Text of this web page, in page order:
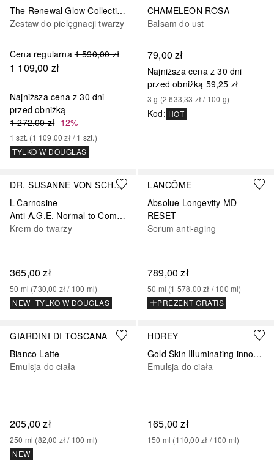
The Renewal Glow Collection
Zestaw do pielęgnacji twarzy
Cena regularna 1 590,00 zł
1 109,00 zł
Najniższa cena z 30 dni
przed obniżką
1 272,00 zł-12%
1 szt. (1 109,00 zł / 1 szt.)
TYLKO W DOUGLAS
CHAMELEON ROSA
Balsam do ust
79,00 zł
Najniższa cena z 30 dni
przed obniżką 59,25 zł
3 g (2 633,33 zł / 100 g)
Kod: HOT
DR. SUSANNE VON SCHMIEDEBERG
L-Carnosine
Anti-A.G.E. Normal to Combination
Krem do twarzy
365,00 zł
50 ml (730,00 zł / 100 ml)
NEW TYLKO W DOUGLAS
LANCÔME
Absolue Longevity MD
RESET
Serum anti-aging
789,00 zł
50 ml (1 578,00 zł / 100 ml)
PREZENT GRATIS
GIARDINI DI TOSCANA
Bianco Latte
Emulsja do ciała
205,00 zł
250 ml (82,00 zł / 100 ml)
NEW
HDREY
Gold Skin Illuminating innovation Body Balm
Emulsja do ciała
165,00 zł
150 ml (110,00 zł / 100 ml)